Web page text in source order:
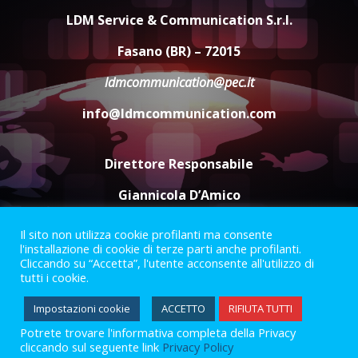
di aperture straordinarie del
Comune di Fasano
6 Agosto 2026 14:16
Grazia Neglia, coordinatrice
cittadina di Fratelli d’Italia,
pronta a tornare in Consiglio
comunale
6 Agosto 2026 08:00
LDM Service & Communication S.r.l.
Fasano (BR) – 72015
ldmcommunication@pec.it
info@ldmcommunication.com
Direttore Responsabile
Giannicola D’Amico
Termini e Condizioni
Privacy Policy
Informazioni Legali
Facebook
Instagram
Youtube
2023 © Gofasano|Powered byCreativestudio
Il sito non utilizza cookie profilanti ma consente
l'installazione di cookie di terze parti anche profilanti.
Cliccando su “Accetta”, l'utente acconsente all'utilizzo di
tutti i cookie.
Impostazioni cookie ACCETTO RIFIUTA TUTTI
Potrete trovare l'informativa completa della Privacy
cliccando sul seguente link Privacy Policy